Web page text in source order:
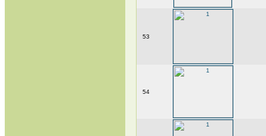
53
54